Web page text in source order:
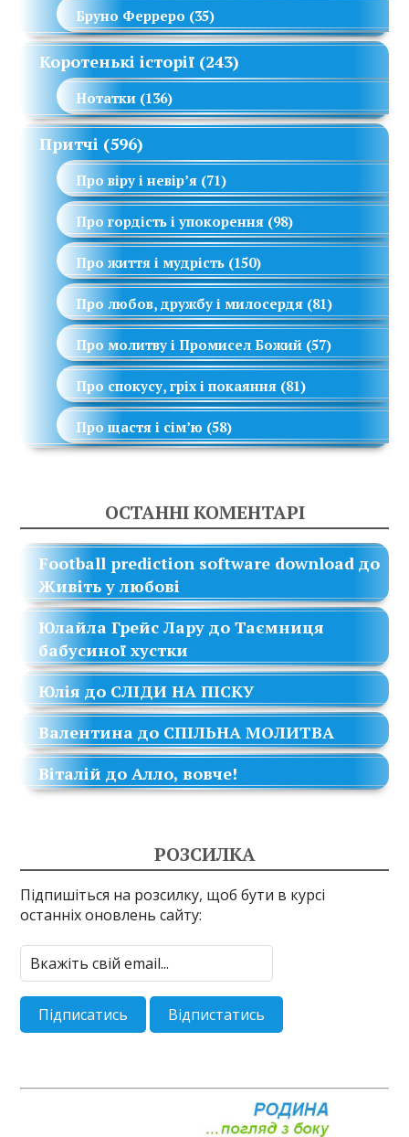
Бруно Ферреро (35)
Коротенькі історії (243)
Нотатки (136)
Притчі (596)
Про віру і невір’я (71)
Про гордість і упокорення (98)
Про життя і мудрість (150)
Про любов, дружбу і милосердя (81)
Про молитву і Промисел Божий (57)
Про спокусу, гріх і покаяння (81)
Про щастя і сім’ю (58)
ОСТАННІ КОМЕНТАРІ
Football prediction software download до
Живіть у любові
Юлайла Грейс Лару доТаємниця
бабусиної хустки
Юлія до СЛІДИ НА ПІСКУ
Валентина до СПІЛЬНА МОЛИТВА
Віталій до Алло, вовче!
РОЗСИЛКА
Підпишіться на розсилку, щоб бути в курсі
останніх оновлень сайту: